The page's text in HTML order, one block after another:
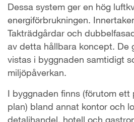
Dessa system ger en hög
energiförbrukningen.
Takträdgårdar och
av detta hållbara koncept. De
vistas i byggnaden samtidigt
miljöpåverkan.
I byggnaden finns (förutom ett
plan) bland annat kontor och
detaljhandel, hotell och